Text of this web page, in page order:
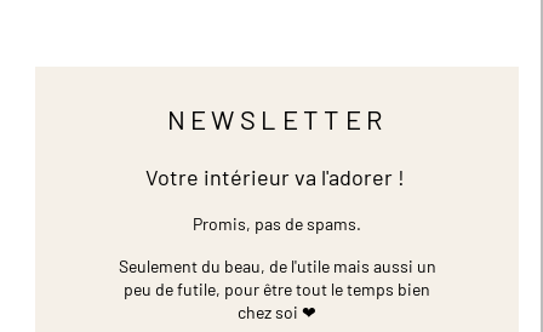
NEWSLETTER
Votre intérieur va l'adorer !
Promis, pas de spams.
Seulement du beau, de l'utile mais aussi un
peu de futile, pour être tout le temps bien
chez soi ❤